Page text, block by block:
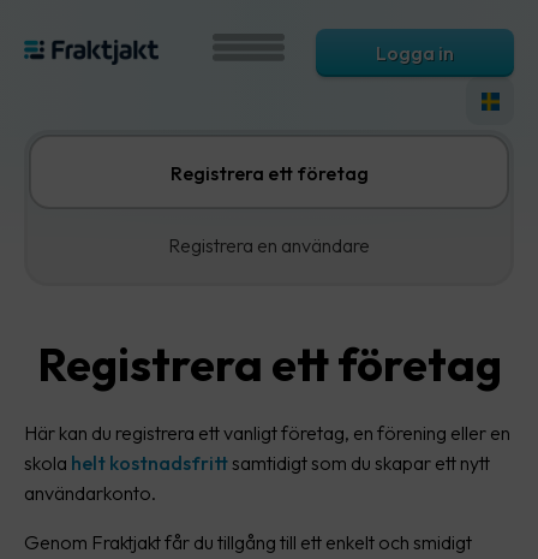
Logga in
Registrera ett företag
Registrera en användare
Registrera ett företag
Här kan du registrera ett vanligt företag, en förening eller en
skola helt kostnadsfrittsamtidigt som du skapar ett nytt
användarkonto.
Genom Fraktjakt får du tillgång till ett enkelt och smidigt